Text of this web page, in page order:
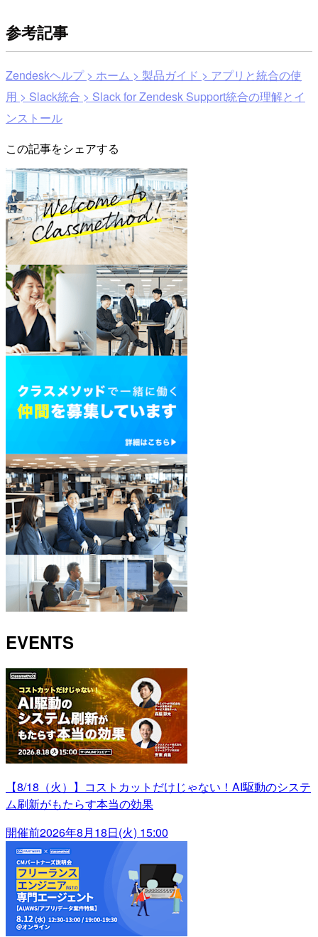
参考記事
Zendeskヘルプ > ホーム > 製品ガイド > アプリと統合の使
用 > Slack統合 > Slack for Zendesk Support統合の理解とイ
ンストール
この記事をシェアする
EVENTS
【8/18（火）】コストカットだけじゃない！AI駆動のシステ
ム刷新がもたらす本当の効果
開催前2026年8月18日(火) 15:00